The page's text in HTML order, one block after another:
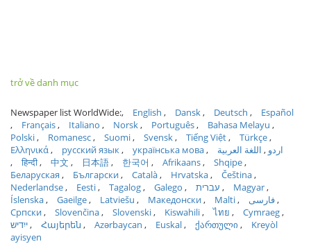
trở về danh mục
Newspaper list WorldWide: English Dansk Deutsch
Español
Français
Italiano Norsk Português
Bahasa Melayu
Polski
Romanesc Suomi Svensk Tiếng Việt
Türkçe
Ελληνικά
русский язык українська мова اردو
اللغة العربية
हिन्दी
中文 日本語 한국어 Afrikaans
Shqipe
Беларуская
Български Català Hrvatska
Čeština
Nederlandse
Eesti Tagalog Galego עברית
Magyar
Íslenska
Gaeilge Latviešu Македонски Malti
فارسی
Српски
Slovenčina Slovenski Kiswahili ไทย
Cymraeg
ייִדיש
Հայերեն Azərbaycan Euskal ქართული
Kreyòl
ayisyen